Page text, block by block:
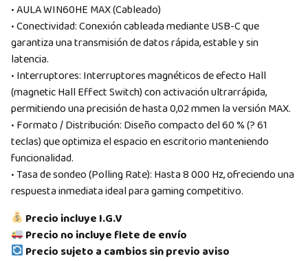
• AULA WIN60HE MAX (Cableado)
• Conectividad: Conexión cableada mediante USB-C que
garantiza una transmisión de datos rápida, estable y sin
latencia.
• Interruptores: Interruptores magnéticos de efecto Hall
(magnetic Hall Effect Switch) con activación ultrarrápida,
permitiendo una precisión de hasta 0,02 mmen la versión MAX.
• Formato / Distribución: Diseño compacto del 60 % (? 61
teclas) que optimiza el espacio en escritorio manteniendo
funcionalidad.
• Tasa de sondeo (Polling Rate): Hasta 8 000 Hz, ofreciendo una
respuesta inmediata ideal para gaming competitivo.
Precio incluye I.G.V
Precio no incluye flete de envío
Precio sujeto a cambios sin previo aviso